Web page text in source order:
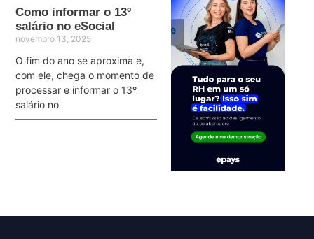
Como informar o 13º
salário no eSocial
novembro 13, 2025
O fim do ano se aproxima e,
com ele, chega o momento de
processar e informar o 13º
salário no